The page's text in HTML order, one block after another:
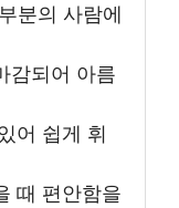
분의 사람에
감되어 아름
어 쉽게 휘
때 편안함을